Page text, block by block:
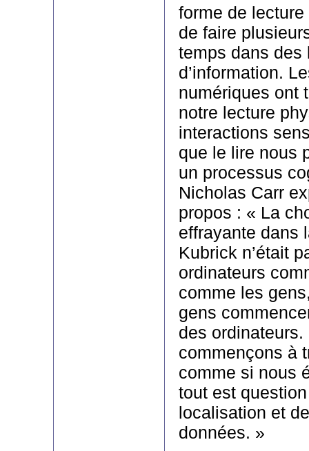
forme de
de faire
temps dans des
d’information.
numériques ont
notre lecture
interactions
que le lire nous
un processus
Nicholas Carr
propos : « La
effrayante dans
Kubrick n’était
ordinateurs
comme les
gens
des ordinateurs.
commençons à
comme si nous
tout est
localisation et
données. »